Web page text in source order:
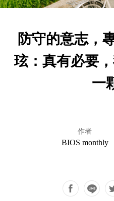
防守的意志，
玹：真有必要
一
作者
BIOS monthly